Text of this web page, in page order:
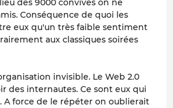
des 9000 convives on ne
Conséquence de quoi les
eux qu'un très faible sentiment
aux classiques soirées
invisible. Le Web 2.0
des internautes. Ce sont eux qui
A force de le répéter on oublierait